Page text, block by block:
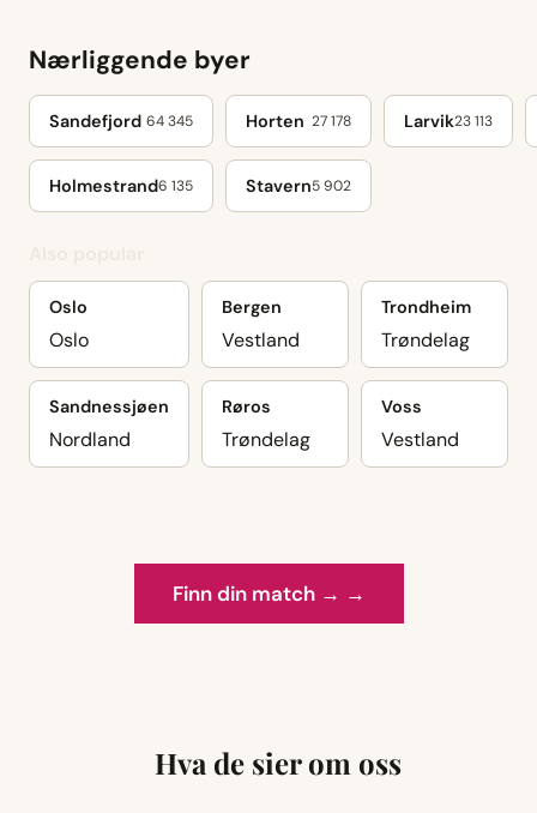
Nærliggende byer
Sandefjord 64 345 Horten 27 178 Larvik23 113
Holmestrand6 135 Stavern5 902
Oslo
Oslo
Bergen
Vestland
Trondheim
Trøndelag
Sandnessjøen
Nordland
Røros
Trøndelag
Voss
Vestland
Finn din match → →
Hva de sier om oss